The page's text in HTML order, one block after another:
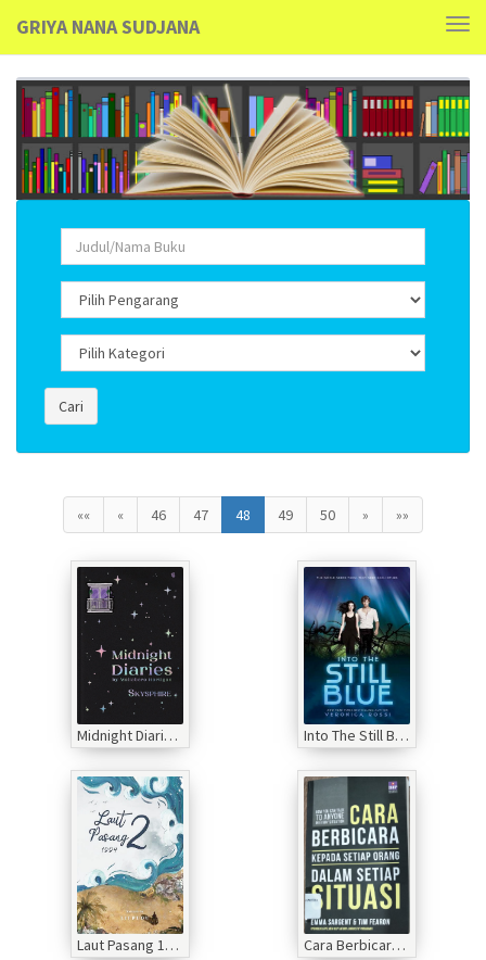
GRIYA NANA SUDJANA
Cari
«« « 46 47 48 49 50 » »»
Midnight Diaries by Malioboro Hartigan Into The Still Blue
Laut Pasang 1994 season 2 Cara Berbicara Kepada Setiap Orang Dalam Setiap Situasi